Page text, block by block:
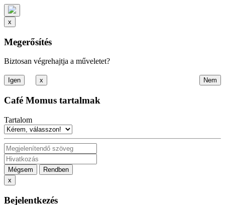
x
Megerősítés
Biztosan végrehajtja a műveletet?
x
Café Momus tartalmak
Tartalom
Mégsem
Rendben
x
Bejelentkezés